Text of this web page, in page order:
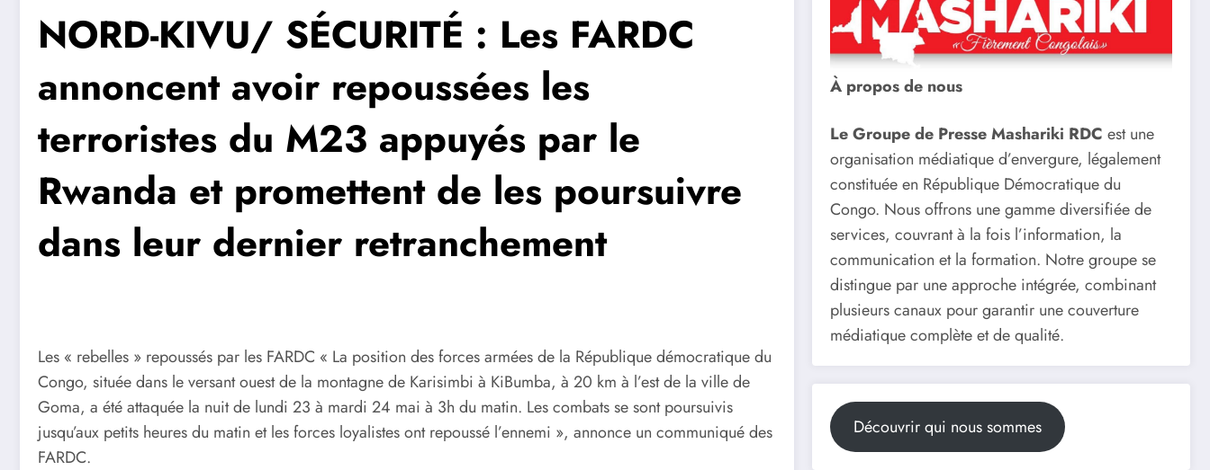
NORD-KIVU/ SÉCURITÉ : Les FARDC
annoncent avoir repoussées les
terroristes du M23 appuyés par le
Rwanda et promettent de les poursuivre
dans leur dernier retranchement
Les « rebelles » repoussés par les FARDC « La position des forces armées de la République démocratique du
Congo, située dans le versant ouest de la montagne de Karisimbi à KiBumba, à 20 km à l’est de la ville de
Goma, a été attaquée la nuit de lundi 23 à mardi 24 mai à 3h du matin. Les combats se sont poursuivis
jusqu’aux petits heures du matin et les forces loyalistes ont repoussé l’ennemi », annonce un communiqué des
FARDC.
À propos de nous
Le Groupe de Presse Mashariki RDC est une
organisation médiatique d’envergure, légalement
constituée en République Démocratique du
Congo. Nous offrons une gamme diversifiée de
services, couvrant à la fois l’information, la
communication et la formation. Notre groupe se
distingue par une approche intégrée, combinant
plusieurs canaux pour garantir une couverture
médiatique complète et de qualité.
Découvrir qui nous sommes